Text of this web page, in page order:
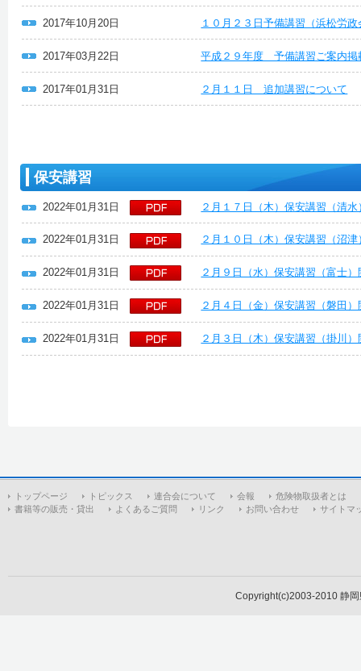
2017年10月20日 １０月２３日予備講習（浜松労
2017年03月22日 平成２９年度 予備講習ご案内掲
2017年01月31日 ２月１１日 追加講習について
保安講習
2022年01月31日 ２月１７日（木）保安講習（清
2022年01月31日 ２月１０日（木）保安講習（沼
2022年01月31日 ２月９日（水）保安講習（富士
2022年01月31日 ２月４日（金）保安講習（磐田
2022年01月31日 ２月３日（木）保安講習（掛川
トップページ トピックス 連合会について 会報
危険物取扱者とは
書籍等の販売・貸出
よくあるご質問 リンク お問い合わせ サイトマ
Copyright(c)2003-2010 静